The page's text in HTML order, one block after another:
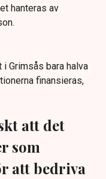
hanteras av
Grimsås bara halva
finansieras,
att det
som
att bedriva